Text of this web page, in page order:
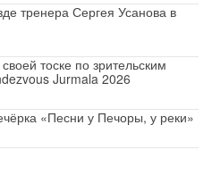
тренера Сергея Усанова в
тоске по зрительским
Jurmala 2026
«Песни у Печоры, у реки»